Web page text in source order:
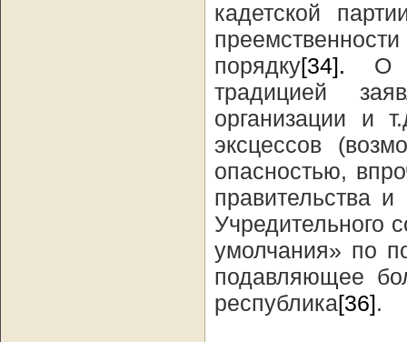
кадетской
порядку[34]. О
традицией
организации и
эксцессов
опасностью,
правительства
Учредительного
умолчания» по
подавляющее
республика[36].